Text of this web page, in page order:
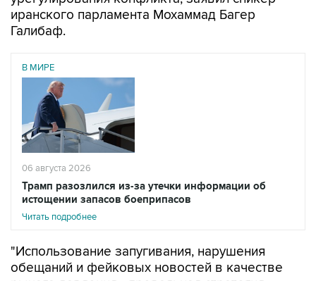
иранского парламента Мохаммад Багер
Галибаф.
В МИРЕ
06 августа 2026
Трамп разозлился из-за утечки информации об
истощении запасов боеприпасов
Читать подробнее
"Использование запугивания, нарушения
обещаний и фейковых новостей в качестве